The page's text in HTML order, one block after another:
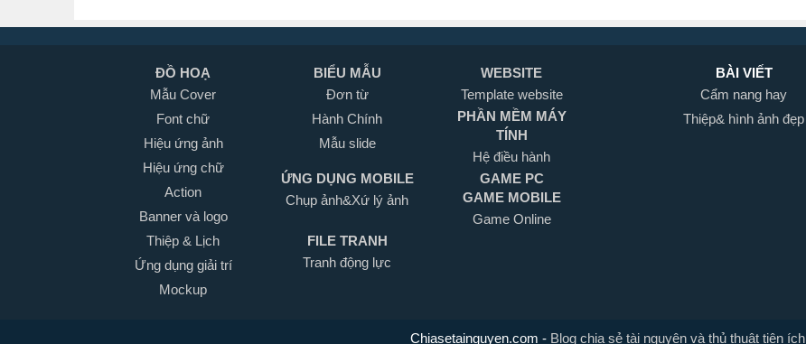
ĐỒ HOẠ
Mẫu Cover
Font chữ
Hiệu ứng ảnh
Hiệu ứng chữ
Action
Banner và logo
Thiệp & Lịch
Ứng dụng giải trí
Mockup
BIỂU MẪU
Đơn từ
Hành Chính
Mẫu slide
WEBSITE
Template website
PHẦN MỀM MÁY
TÍNH
Hệ điều hành
ỨNG DỤNG MOBILE
Chụp ảnh&Xứ lý ảnh
GAME PC
GAME MOBILE
Game Online
FILE TRANH
Tranh động lực
BÀI VIẾT
Cẩm nang hay
Thiệp& hình ảnh đẹp
Chiasetainguyen.com - Blog chia sẻ tài nguyên và thủ thuật tiện ích